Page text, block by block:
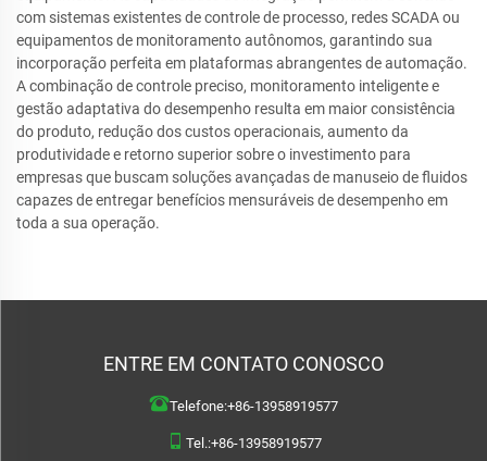
com sistemas existentes de controle de processo, redes SCADA ou
equipamentos de monitoramento autônomos, garantindo sua
incorporação perfeita em plataformas abrangentes de automação.
A combinação de controle preciso, monitoramento inteligente e
gestão adaptativa do desempenho resulta em maior consistência
do produto, redução dos custos operacionais, aumento da
produtividade e retorno superior sobre o investimento para
empresas que buscam soluções avançadas de manuseio de fluidos
capazes de entregar benefícios mensuráveis de desempenho em
toda a sua operação.
ENTRE EM CONTATO CONOSCO
Telefone:+86-13958919577
Tel.:+86-13958919577